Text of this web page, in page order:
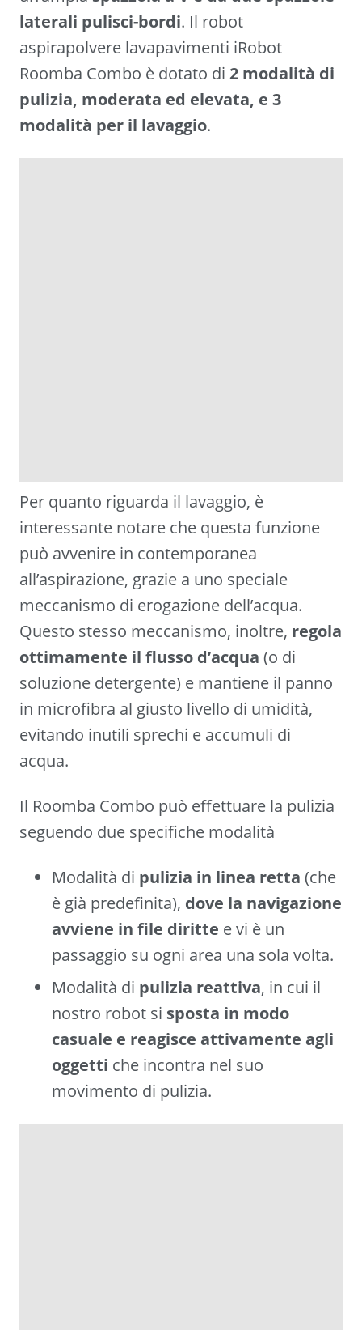
laterali pulisci-bordi. Il robot
aspirapolvere lavapavimenti iRobot
Roomba Combo è dotato di 2 modalità di
pulizia, moderata ed elevata, e 3
modalità per il lavaggio.
Per quanto riguarda il lavaggio, è
interessante notare che questa funzione
può avvenire in contemporanea
all’aspirazione, grazie a uno speciale
meccanismo di erogazione dell’acqua.
Questo stesso meccanismo, inoltre, regola
ottimamente il flusso d’acqua (o di
soluzione detergente) e mantiene il panno
in microfibra al giusto livello di umidità,
evitando inutili sprechi e accumuli di
acqua.
Il Roomba Combo può effettuare la pulizia
seguendo due specifiche modalità
Modalità di pulizia in linea retta (che
è già predefinita), dove la navigazione
avviene in file diritte e vi è un
passaggio su ogni area una sola volta.
Modalità di pulizia reattiva, in cui il
nostro robot si sposta in modo
casuale e reagisce attivamente agli
oggetti che incontra nel suo
movimento di pulizia.